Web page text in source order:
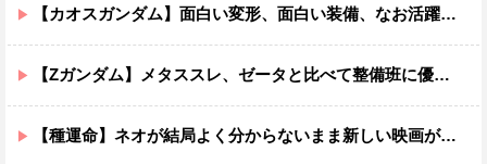
【カオスガンダム】面白い変形、面白い装備、なお活躍…
【Zガンダム】メタススレ、ゼータと比べて整備班に優しそう
【種運命】ネオが結局よく分からないまま新しい映画が終わった後ももやもやしてる